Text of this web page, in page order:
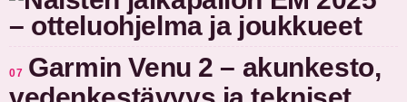
07 Garmin Venu 2 – akunkesto,